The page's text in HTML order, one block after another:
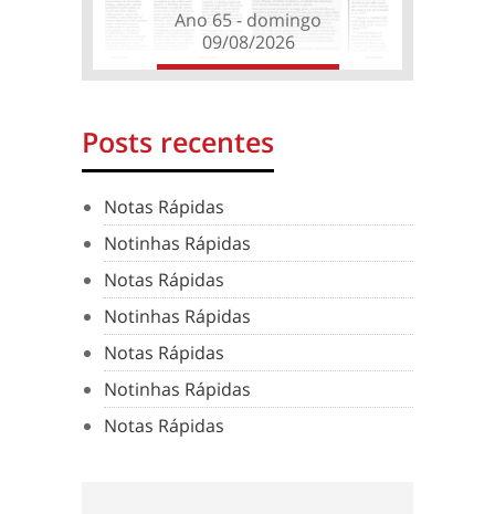
Ano 65 - domingo
09/08/2026
Posts recentes
Notas Rápidas
Notinhas Rápidas
Notas Rápidas
Notinhas Rápidas
Notas Rápidas
Notinhas Rápidas
Notas Rápidas